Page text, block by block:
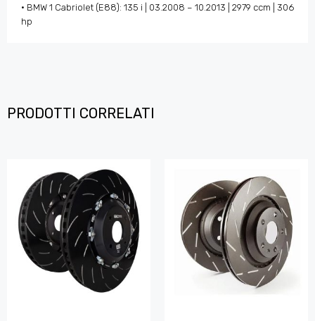
• BMW 1 Cabriolet (E88): 135 i | 03.2008 – 10.2013 | 2979 ccm | 306
hp
PRODOTTI CORRELATI